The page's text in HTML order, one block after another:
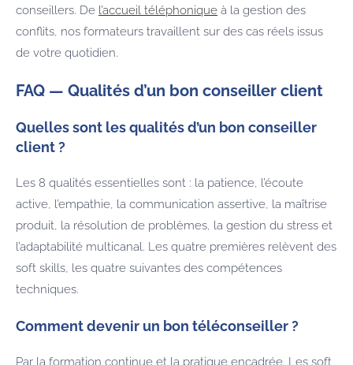
conseillers. De l’accueil téléphonique à la gestion des
conflits, nos formateurs travaillent sur des cas réels issus
de votre quotidien.
FAQ — Qualités d’un bon conseiller client
Quelles sont les qualités d’un bon conseiller
client ?
Les 8 qualités essentielles sont : la patience, l’écoute
active, l’empathie, la communication assertive, la maîtrise
produit, la résolution de problèmes, la gestion du stress et
l’adaptabilité multicanal. Les quatre premières relèvent des
soft skills, les quatre suivantes des compétences
techniques.
Comment devenir un bon téléconseiller ?
Par la formation continue et la pratique encadrée. Les soft